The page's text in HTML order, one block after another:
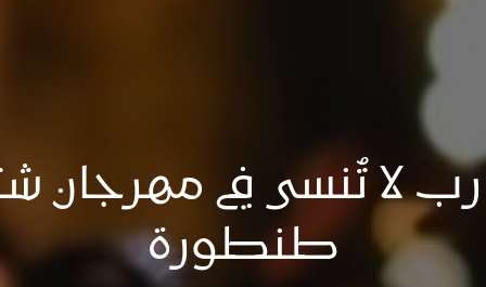
لا تُنسى في مهرجان
طنطورة